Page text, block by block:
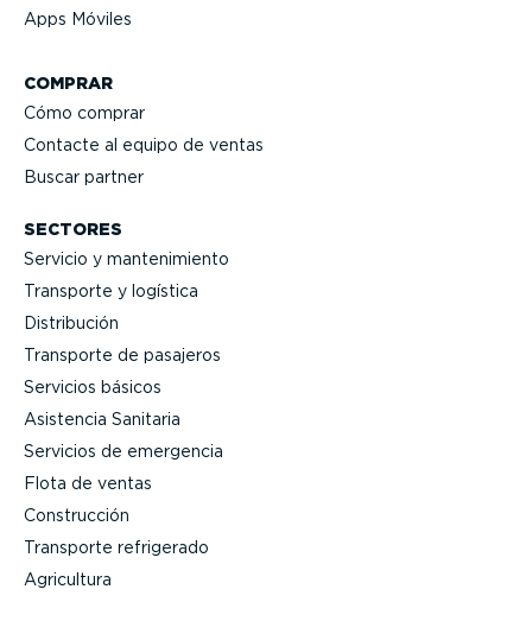
Apps Móviles
COMPRAR
Cómo comprar
Contacte al equipo de ventas
Buscar partner
SECTORES
Servicio y mante­ni­miento
Transporte y logística
Distri­bución
Transporte de pasajeros
Servicios básicos
Asistencia Sanitaria
Servicios de emergencia
Flota de ventas
Construcción
Transporte refrigerado
Agricultura